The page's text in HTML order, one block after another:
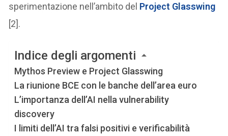
sperimentazione nell’ambito del Project Glasswing
[2].
Indice degli argomenti
Mythos Preview e Project Glasswing
La riunione BCE con le banche dell’area euro
L’importanza dell’AI nella vulnerability
discovery
I limiti dell’AI tra falsi positivi e verificabilità